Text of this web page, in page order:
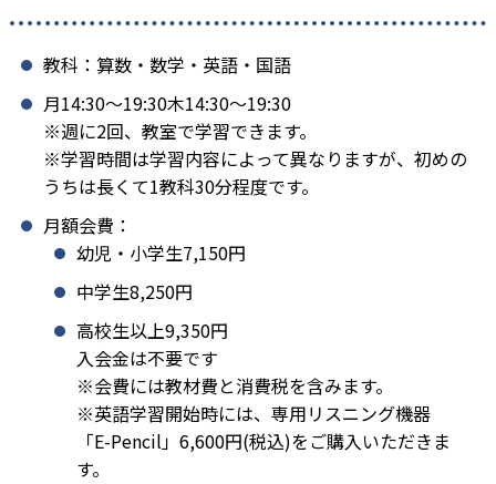
教科：算数・数学・英語・国語
月14:30〜19:30木14:30〜19:30
※週に2回、教室で学習できます。
※学習時間は学習内容によって異なりますが、初めの
うちは長くて1教科30分程度です。
月額会費：
幼児・小学生7,150円
中学生8,250円
高校生以上9,350円
入会金は不要です
※会費には教材費と消費税を含みます。
※英語学習開始時には、専用リスニング機器
「E-Pencil」6,600円(税込)をご購入いただきま
す。